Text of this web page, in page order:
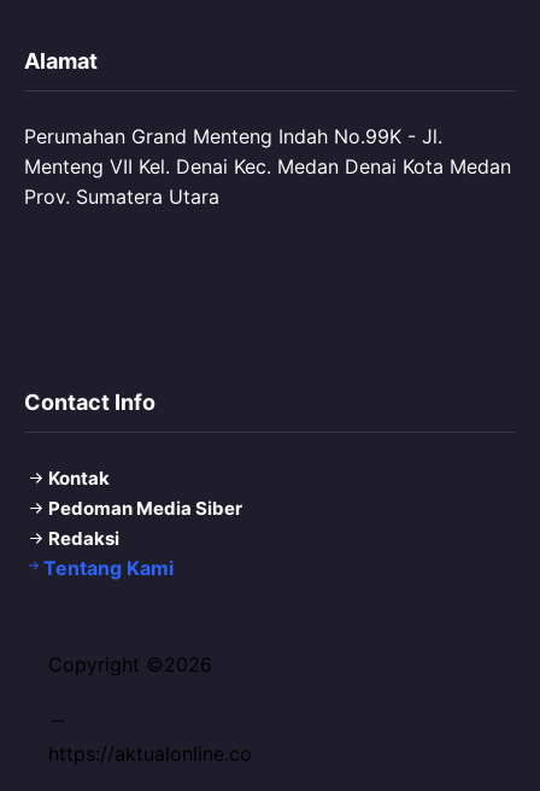
Alamat
Perumahan Grand Menteng Indah No.99K - Jl.
Menteng VII Kel. Denai Kec. Medan Denai Kota Medan
Prov. Sumatera Utara
Contact Info
Kontak
Pedoman Media Siber
Redaksi
Tentang Kami
Copyright ©2026
https://aktualonline.co